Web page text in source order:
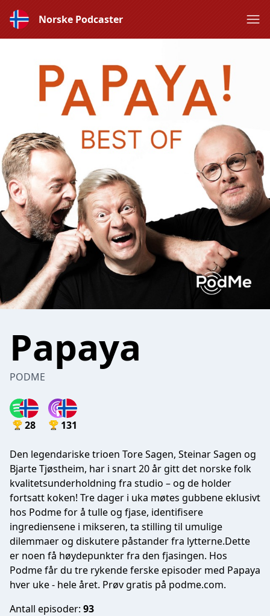
Norske Podcaster
Papaya
PODME
28 131
Den legendariske trioen Tore Sagen, Steinar Sagen og
Bjarte Tjøstheim, har i snart 20 år gitt det norske folk
kvalitetsunderholdning fra studio – og de holder
fortsatt koken! Tre dager i uka møtes gubbene eklusivt
hos Podme for å tulle og fjase, identifisere
ingrediensene i mikseren, ta stilling til umulige
dilemmaer og diskutere påstander fra lytterne.Dette
er noen få høydepunkter fra den fjasingen. Hos
Podme får du tre rykende ferske episoder med Papaya
hver uke - hele året. Prøv gratis på podme.com.
Antall episoder: 93